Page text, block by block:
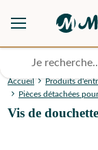
Accueil Produits
Pièces détachées
Vis de